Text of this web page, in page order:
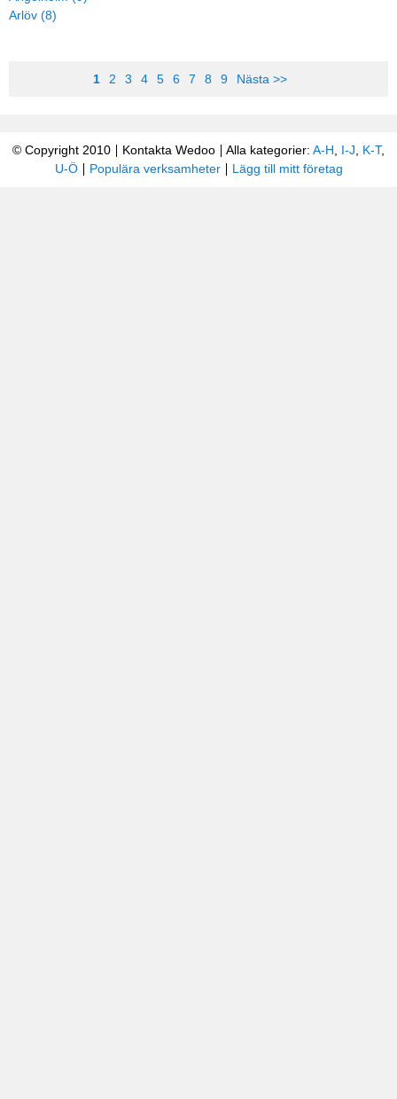
Arlöv (8)
1 2 3 4 5 6 7 8 9 Nästa >>
© Copyright 2010 Kontakta Wedoo Alla kategorier: A-H I-J K-T,
U-Ö
Populära verksamheter Lägg till mitt företag